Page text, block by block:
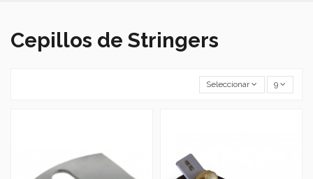
Cepillos de Stringers
Seleccionar 9